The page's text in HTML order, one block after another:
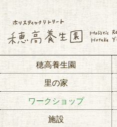
穂高養生園
里の家
ワークショップ
施設